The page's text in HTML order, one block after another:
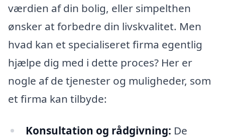
værdien af din bolig, eller simpelthen
ønsker at forbedre din livskvalitet. Men
hvad kan et specialiseret firma egentlig
hjælpe dig med i dette proces? Her er
nogle af de tjenester og muligheder, som
et firma kan tilbyde:
Konsultation og rådgivning: De